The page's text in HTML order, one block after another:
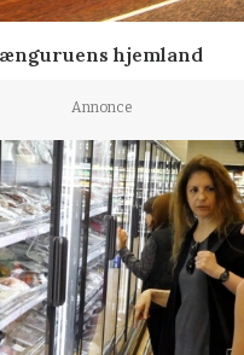
hjemland
Annonce